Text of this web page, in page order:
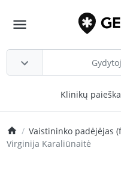
Klinikų paieška
Vaistininko padėjėjas
Virginija Karaliūnaitė